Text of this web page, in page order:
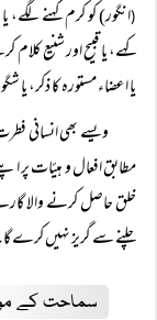
(انگور) کو کرم کہنے لگے،
کہے، یا قبیح اور شنیع کلام
یا اعضاء مستورہ کا
ویسے بھی انسانی
مطابق افعال و ہیئات پر
خلق حاصل کرنے والا
چلنے سے گریز نہیں کرے
سماحت کے